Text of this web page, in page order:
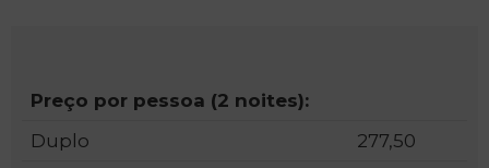
Preço por pessoa (2 noites):
Duplo
277,50